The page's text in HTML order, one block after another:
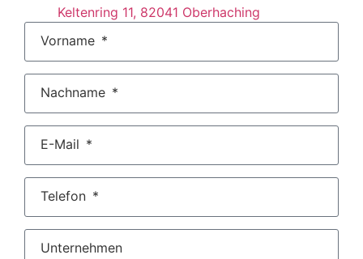
Keltenring 11, 82041 Oberhaching
Vorname
Nachname
E-Mail
Telefon
Unternehmen